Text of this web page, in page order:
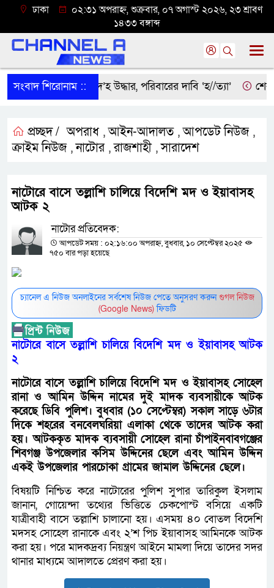
ঢাকা
০২:৩১ অপরাহ্ন, শুক্রবার, ০৭ অগাস্ট ২০২৬, ২৩ শ্রাবণ
১৪৩৩ বঙ্গাব্দ
সংবাদ শিরোনাম ::
বৃদ্ধের ম’রদে’হ উদ্ধার, পরিবারের দাবি ‘হ//ত্যা’
প্রচ্ছদ / অপরাধ ,আইন-আদালত ,আপডেট নিউজ ,
ক্রাইম নিউজ ,নাটোর ,রাজশাহী ,সারাদেশ
নাটোরে বাসে তল্লাশি চালিয়ে বিদেশি মদ ও ইয়াবাসহ
আটক ২
নাটোর প্রতিবেদক:
আপডেট সময় : ০২:১৬:০০ অপরাহ্ন, বুধবার, ১০ সেপ্টেম্বর ২০২৫
৭৫০ বার পড়া হয়েছে
চ্যানেল এ নিউজ অনলাইনের সর্বশেষ নিউজ পেতে অনুসরণ করুনগুগল নিউজ
(Google News)ফিডটি
নাটোরে বাসে তল্লাশি চালিয়ে বিদেশি মদ ও ইয়াবাসহ আটক
২
নাটোরে বাসে তল্লাশি চালিয়ে বিদেশি মদ ও ইয়াবাসহ সোহেল
রানা ও আমিন উদ্দিন নামের দুই মাদক ব্যবসায়ীকে আটক
করেছে ডিবি পুলিশ। বুধবার (১০ সেপ্টেম্বর) সকাল সাড়ে ৬টার
দিকে শহরের বনবেলঘরিয়া এলাকা থেকে তাদের আটক করা
হয়। আটককৃত মাদক ব্যবসায়ী সোহেল রানা চাঁপাইনবাবগঞ্জের
শিবগঞ্জ উপজেলার কসিম উদ্দিনের ছেলে এবং আমিন উদ্দিন
একই উপজেলার পারচোকা গ্রামের জামাল উদ্দিনের ছেলে।
বিষয়টি নিশ্চিত করে নাটোরের পুলিশ সুপার তারিকুল ইসলাম
জানান, গোয়েন্দা তথ্যের ভিত্তিতে চেকপোস্ট বসিয়ে একটি
যাত্রীবাহী বাসে তল্লাশি চালানো হয়। এসময় ৪০ বোতল বিদেশি
মদসহ সোহেল রানাকে এবং ২’শ পিচ ইয়াবাসহ আমিনকে আটক
করা হয়। পরে মাদকদ্রব্য নিয়ন্ত্রণ আইনে মামলা দিয়ে তাদের সদর
থানার মাধ্যমে আদালতে প্রেরণ করা হয়।